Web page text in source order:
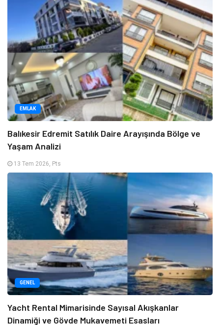
EMLAK
Balıkesir Edremit Satılık Daire Arayışında Bölge ve
Yaşam Analizi
13 Tem 2026, Pts
GENEL
Yacht Rental Mimarisinde Sayısal Akışkanlar
Dinamiği ve Gövde Mukavemeti Esasları